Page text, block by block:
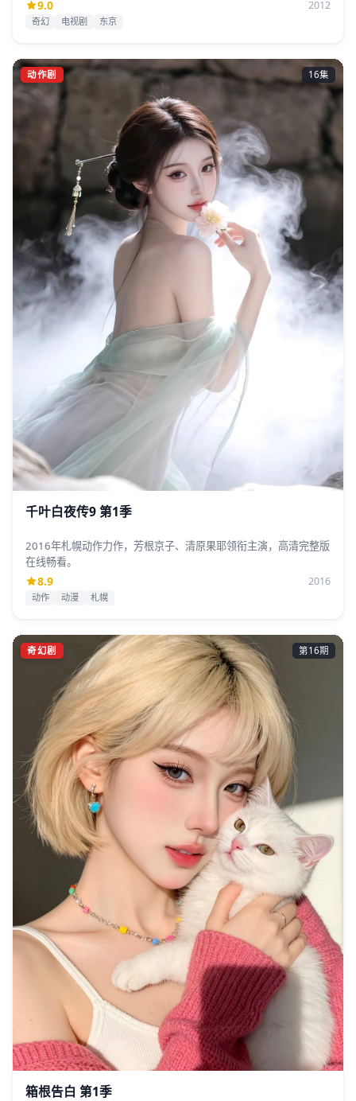
9.0 2012
奇幻 电视剧 东京
动作剧 16集
千叶白夜传9 第1季
2016年札幌动作力作，芳根京子、清原果耶领衔主演，高清完整版
在线畅看。
8.9 2016
动作 动漫 札幌
奇幻剧 第16期
箱根告白 第1季